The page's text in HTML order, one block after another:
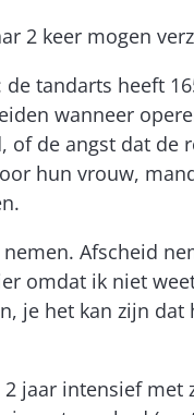
2 keer mogen
tandarts heeft
wanneer
de angst dat
hun vrouw,
Afscheid
omdat ik niet
je het kan zijn
jaar intensief